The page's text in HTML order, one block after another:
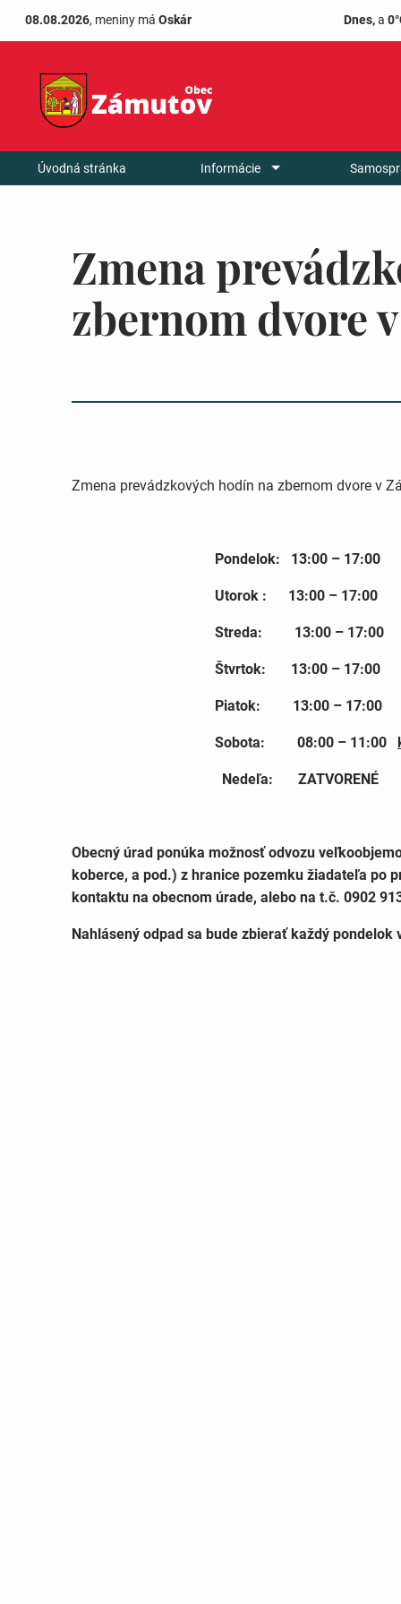
08.08.2026, meniny má Oskár Dnes, a
Úvodná stránka Informácie
Zmena
zbernom dvore
Zmena prevádzkových hodín na zbernom dvore v
Pondelok: 13:00 – 17:00
Utorok : 13:00 – 17:00
Streda: 13:00 – 17:00
Štvrtok: 13:00 – 17:00
Piatok: 13:00 – 17:00
Sobota: 08:00 – 11:00
Nedeľa: ZATVORENÉ
Obecný úrad ponúka možnosť odvozu
koberce, a pod.) z hranice pozemku žiadateľa po
kontaktu na obecnom úrade, alebo na t.č. 0902
Nahlásený odpad sa bude zbierať každý pondelok